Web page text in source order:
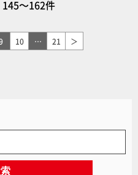
～162件
10 … 21 ＞